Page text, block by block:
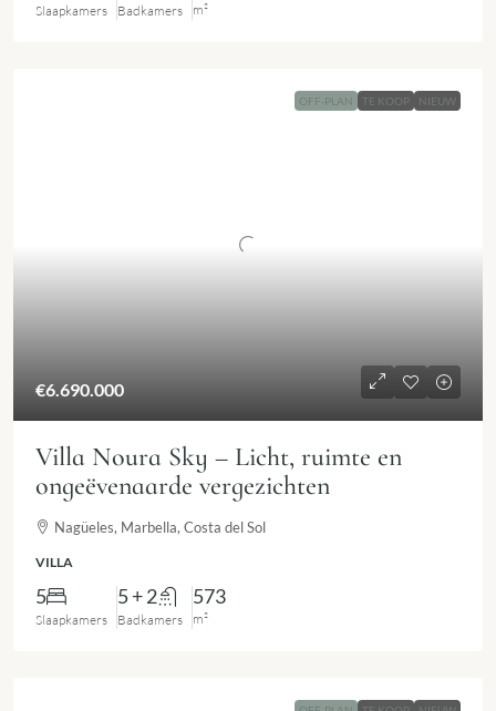
Slaapkamers Badkamers m²
OFF-PLAN TE KOOP NIEUW
€6.690.000
Villa Noura Sky – Licht, ruimte en
ongeëvenaarde vergezichten
Nagüeles, Marbella, Costa del Sol
VILLA
5
Slaapkamers
5 + 2
Badkamers
573
m²